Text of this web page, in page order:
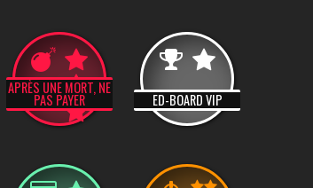
APRÈS UNE MORT, NE
PAS PAYER ED-BOARD VIP